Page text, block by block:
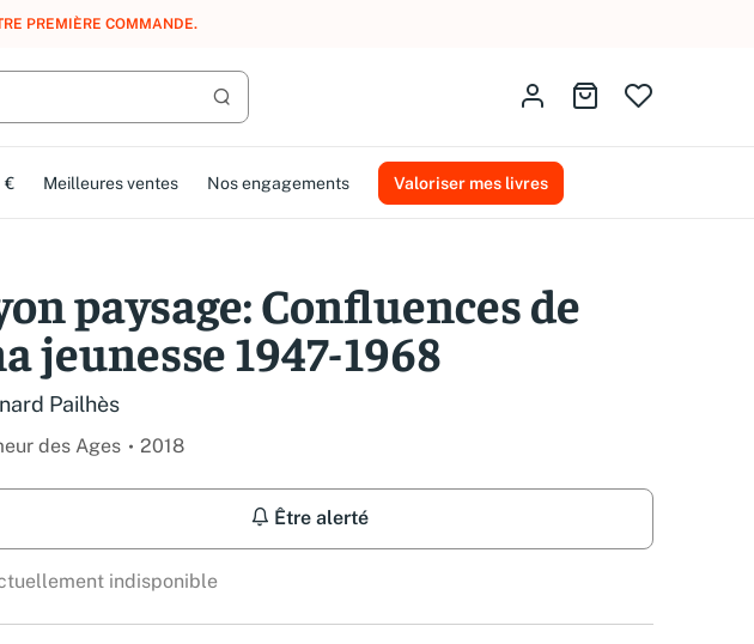
GRATUITEMENT LE CLUB AMMAREAL.
Lancer la recherche
Identifiez-vousAller au panier
€ Meilleures ventes Nos engagements Valoriser mes livres
paysage: Confluences de
jeunesse 1947-1968
Pailhès
des Ages 2018
Être alerté
indisponible